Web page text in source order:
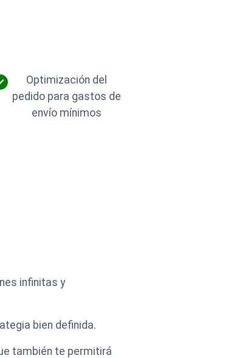
Optimización del
pedido para gastos de
envío mínimos
infinitas y
bien definida.
también te permitirá